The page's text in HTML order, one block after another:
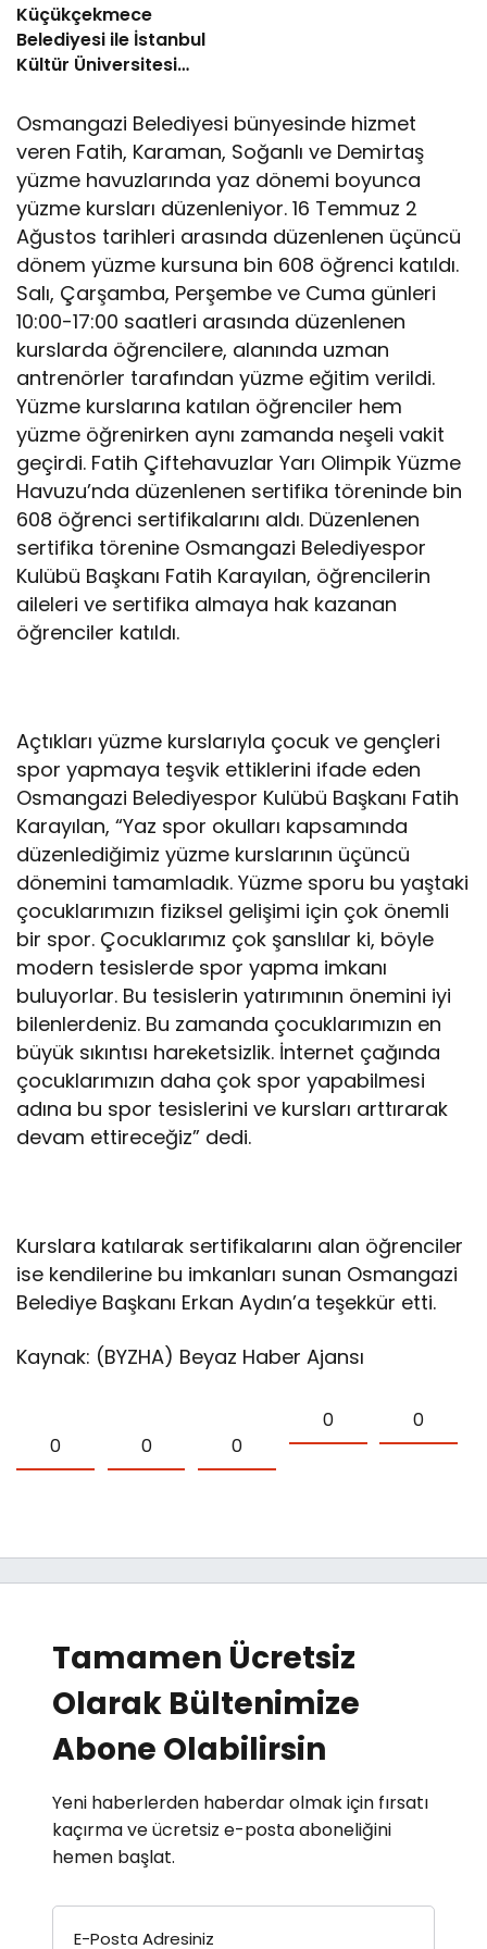
Küçükçekmece
Belediyesi ile İstanbul
Kültür Üniversitesi
Alanında İş Birliği
Osmangazi Belediyesi bünyesinde hizmet
veren Fatih, Karaman, Soğanlı ve Demirtaş
yüzme havuzlarında yaz dönemi boyunca
yüzme kursları düzenleniyor. 16 Temmuz 2
Ağustos tarihleri arasında düzenlenen üçüncü
dönem yüzme kursuna bin 608 öğrenci katıldı.
Salı, Çarşamba, Perşembe ve Cuma günleri
10:00-17:00 saatleri arasında düzenlenen
kurslarda öğrencilere, alanında uzman
antrenörler tarafından yüzme eğitim verildi.
Yüzme kurslarına katılan öğrenciler hem
yüzme öğrenirken aynı zamanda neşeli vakit
geçirdi. Fatih Çiftehavuzlar Yarı Olimpik Yüzme
Havuzu’nda düzenlenen sertifika töreninde bin
608 öğrenci sertifikalarını aldı. Düzenlenen
sertifika törenine Osmangazi Belediyespor
Kulübü Başkanı Fatih Karayılan, öğrencilerin
aileleri ve sertifika almaya hak kazanan
öğrenciler katıldı.
Açtıkları yüzme kurslarıyla çocuk ve gençleri
spor yapmaya teşvik ettiklerini ifade eden
Osmangazi Belediyespor Kulübü Başkanı Fatih
Karayılan, “Yaz spor okulları kapsamında
düzenlediğimiz yüzme kurslarının üçüncü
dönemini tamamladık. Yüzme sporu bu yaştaki
çocuklarımızın fiziksel gelişimi için çok önemli
bir spor. Çocuklarımız çok şanslılar ki, böyle
modern tesislerde spor yapma imkanı
buluyorlar. Bu tesislerin yatırımının önemini iyi
bilenlerdeniz. Bu zamanda çocuklarımızın en
büyük sıkıntısı hareketsizlik. İnternet çağında
çocuklarımızın daha çok spor yapabilmesi
adına bu spor tesislerini ve kursları arttırarak
devam ettireceğiz” dedi.
Kurslara katılarak sertifikalarını alan öğrenciler
ise kendilerine bu imkanları sunan Osmangazi
Belediye Başkanı Erkan Aydın’a teşekkür etti.
Kaynak: (BYZHA) Beyaz Haber Ajansı
0 0 0
0 0
Tamamen Ücretsiz
Olarak Bültenimize
Abone Olabilirsin
Yeni haberlerden haberdar olmak için fırsatı
kaçırma ve ücretsiz e-posta aboneliğini
hemen başlat.
E-Posta Adresiniz